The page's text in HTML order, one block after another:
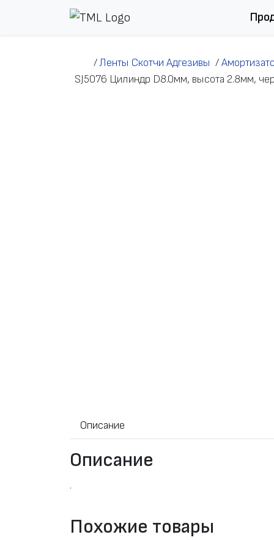
Перейти к содержимому
/Ленты Скотчи Адгезивы /
SJ5076 Цилиндр D8.0мм, высота 2.8мм,
Описание
Описание
.
Похожие товары